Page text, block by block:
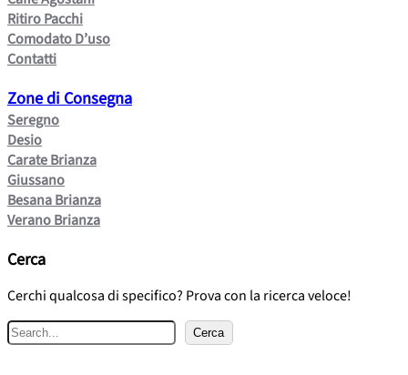
Ritiro Pacchi
Comodato D’uso
Contatti
Zone di Consegna
Seregno
Desio
Carate Brianza
Giussano
Besana Brianza
Verano Brianza
Cerca
Cerchi qualcosa di specifico? Prova con la ricerca veloce!
C
e
Cerca